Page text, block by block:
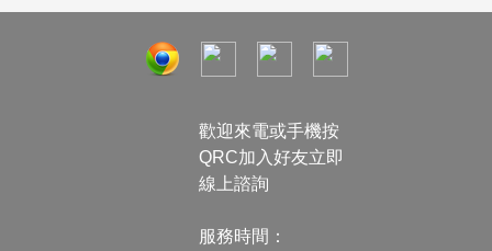
歡迎來電或手機按
QRC加入好友立即
線上諮詢
服務時間：